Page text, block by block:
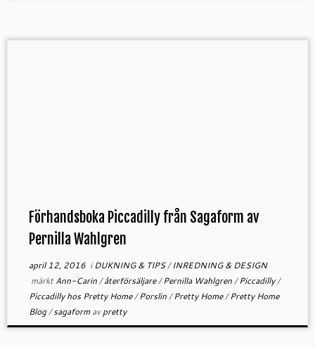
Förhandsboka Piccadilly från Sagaform av
Pernilla Wahlgren
april 12, 2016iDUKNING & TIPS/INREDNING & DESIGN
märktAnn-Carin/återförsäljare/Pernilla Wahlgren/Piccadilly/
Piccadilly hos Pretty Home/Porslin/Pretty Home/Pretty Home
Blog/sagaform avpretty